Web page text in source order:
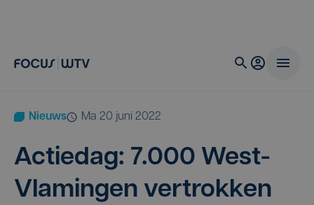
Nieuws ma 20 juni 2022
Actie­dag: 7.000 West-
Vla­min­gen ver­trok­ken